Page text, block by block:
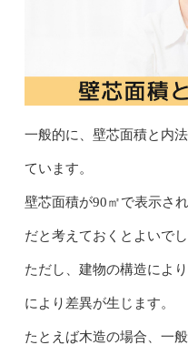
一般的に、壁芯面積と内
ています。
壁芯面積が90㎡で表示さ
だと考えておくとよいでし
ただし、建物の構造によ
により差異が生じます。
たとえば木造の場合、一